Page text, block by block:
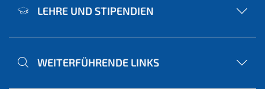
LEHRE UND STIPENDIEN
WEITERFÜHRENDE LINKS